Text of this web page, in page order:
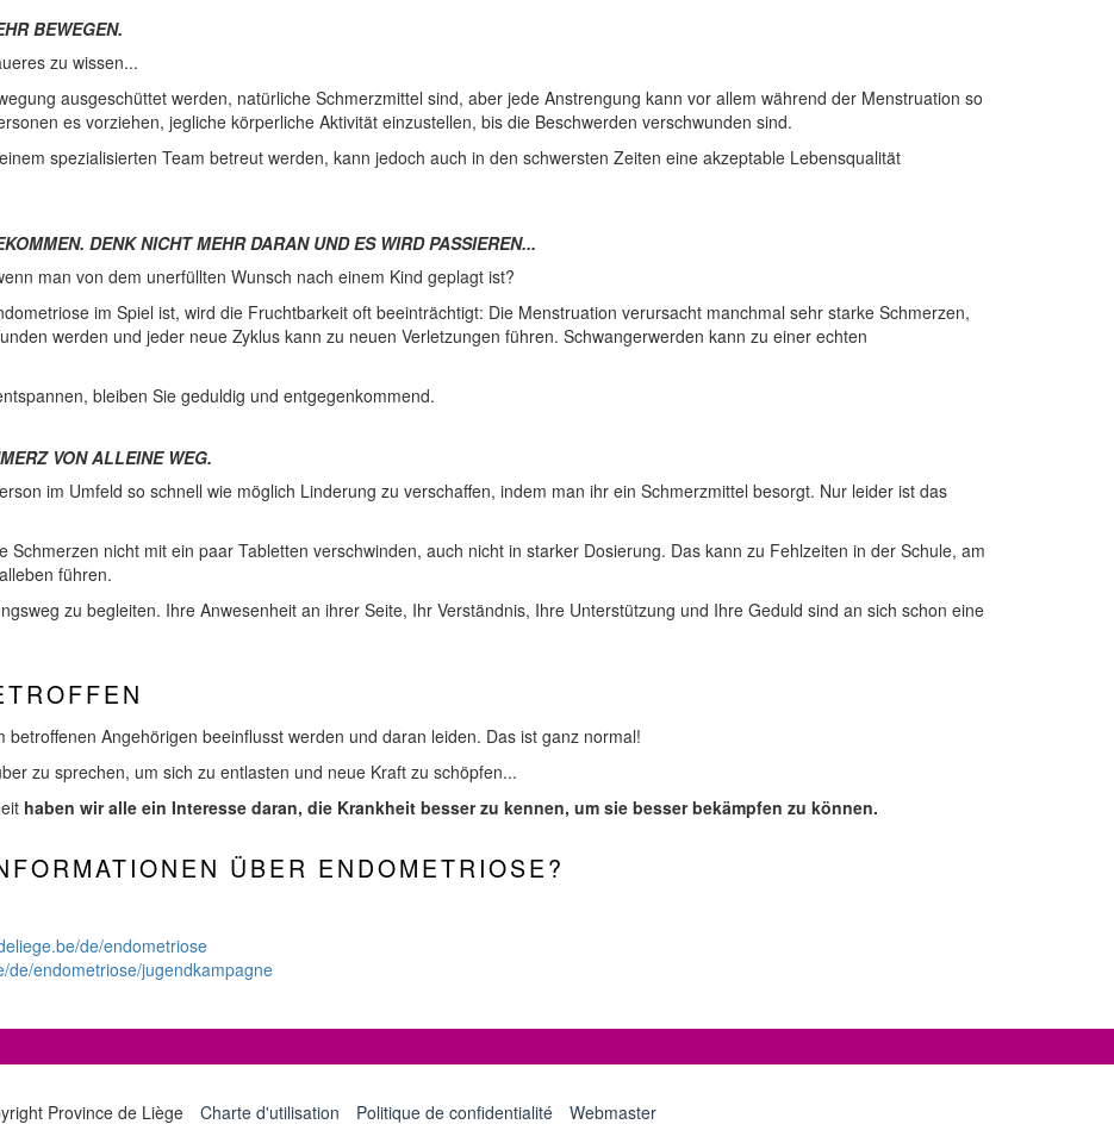
BEWEGEN.
zu wissen...
ausgeschüttet werden, natürliche Schmerzmittel sind, aber jede Anstrengung kann vor allem während der Menstruation so
es vorziehen, jegliche körperliche Aktivität einzustellen, bis die Beschwerden verschwunden sind.
spezialisierten Team betreut werden, kann jedoch auch in den schwersten Zeiten eine akzeptable Lebensqualität
DENK NICHT MEHR DARAN UND ES WIRD PASSIEREN...
man von dem unerfüllten Wunsch nach einem Kind geplagt ist?
im Spiel ist, wird die Fruchtbarkeit oft beeinträchtigt: Die Menstruation verursacht manchmal sehr starke Schmerzen,
werden und jeder neue Zyklus kann zu neuen Verletzungen führen. Schwangerwerden kann zu einer echten
bleiben Sie geduldig und entgegenkommend.
VON ALLEINE WEG.
im Umfeld so schnell wie möglich Linderung zu verschaffen, indem man ihr ein Schmerzmittel besorgt. Nur leider ist das
Schmerzen nicht mit ein paar Tabletten verschwinden, auch nicht in starker Dosierung. Das kann zu Fehlzeiten in der Schule, am
führen.
zu begleiten. Ihre Anwesenheit an ihrer Seite, Ihr Verständnis, Ihre Unterstützung und Ihre Geduld sind an sich schon eine
Angehörigen beeinflusst werden und daran leiden. Das ist ganz normal!
zu sprechen, um sich zu entlasten und neue Kraft zu schöpfen...
haben wir alle ein Interesse daran, die Krankheit besser zu kennen, um sie besser bekämpfen zu können.
ÜBER ENDOMETRIOSE?
de/endometriose
de/endometriose/jugendkampagne
Province de Liège Charte d'utilisation Politique de confidentialité Webmaster